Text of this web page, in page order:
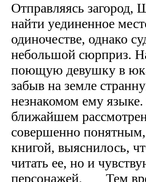
Отправляясь
найти уединенное
одиночестве, однако
небольшой сюрприз.
поющую девушку в
забыв на земле
незнакомом ему
ближайшем
совершенно понятным,
книгой, выяснилось,
читать ее, но и
персонажей. Тем